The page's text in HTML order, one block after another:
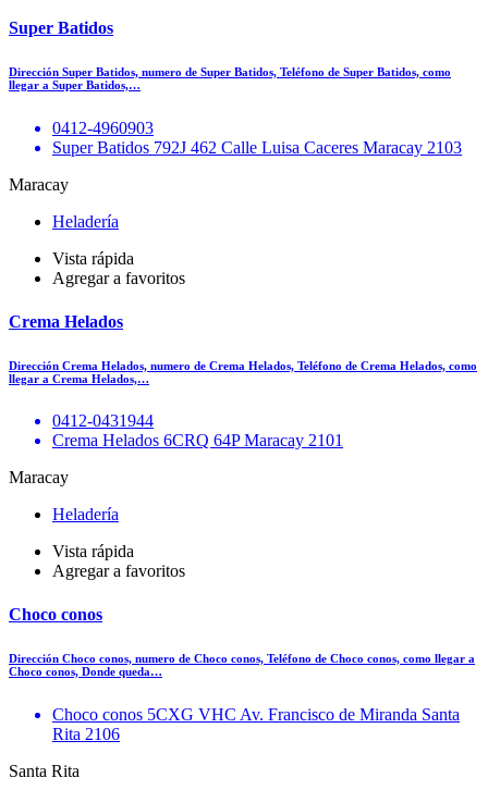
Super Batidos
Dirección Super Batidos, numero de Super Batidos, Teléfono de Super Batidos, como
llegar a Super Batidos,…
0412-4960903
Super Batidos 792J 462 Calle Luisa Caceres Maracay 2103
Maracay
Heladería
Vista rápida
Agregar a favoritos
Crema Helados
Dirección Crema Helados, numero de Crema Helados, Teléfono de Crema Helados, como
llegar a Crema Helados,…
0412-0431944
Crema Helados 6CRQ 64P Maracay 2101
Maracay
Heladería
Vista rápida
Agregar a favoritos
Choco conos
Dirección Choco conos, numero de Choco conos, Teléfono de Choco conos, como llegar a
Choco conos, Donde queda…
Choco conos 5CXG VHC Av. Francisco de Miranda Santa
Rita 2106
Santa Rita